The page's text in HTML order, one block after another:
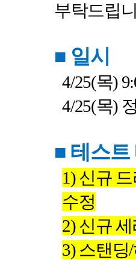
부탁드립
■ 일시
4/25(목)
4/25(목)
■ 테스트
1)신규
수정
2)신규
3) 스탠딩/